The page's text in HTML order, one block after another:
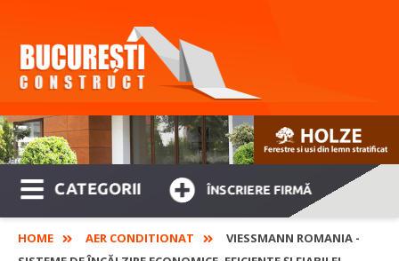
CATEGORII ÎNSCRIERE FIRMĂ
HOME AER CONDITIONAT
VIESSMANN ROMANIA -